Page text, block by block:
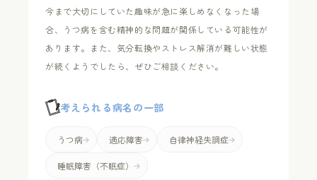
今まで大切にしていた趣味が急に楽しめなくなった場
合、うつ病を含む精神的な問題が関係している可能性が
あります。また、気分転換やストレス解消が難しい状態
が続くようでしたら、ぜひご相談ください。
考えられる病名の一部
うつ病 適応障害 自律神経失調症
睡眠障害（不眠症）